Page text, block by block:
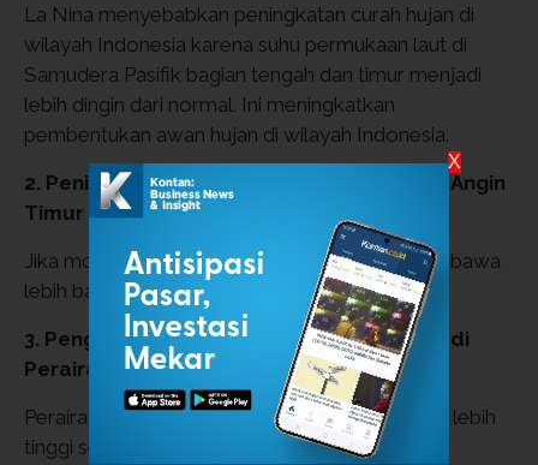
La Nina menyebabkan peningkatan curah hujan di
wilayah Indonesia karena suhu permukaan laut di
Samudera Pasifik bagian tengah dan timur menjadi
lebih dingin dari normal. Ini meningkatkan
pembentukan awan hujan di wilayah Indonesia.
2. Peningkatan Aktivitas Monsun Asia atau Angin
Timur
Jika monsun lebih aktif dari biasanya, bisa membawa
lebih banyak uap air ke wilayah Indonesia.
3. Pengaruh Suhu Muka Laut yang Hangat di
Perairan Indonesia
Perairan yang lebih hangat memicu penguapan lebih
tinggi sehingga pembentukan awan hujan lebih
X